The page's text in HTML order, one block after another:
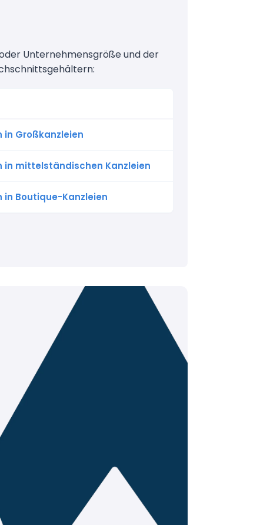
Unternehmensgröße und der
in Großkanzleien
in mittelständischen Kanzleien
in Boutique-Kanzleien